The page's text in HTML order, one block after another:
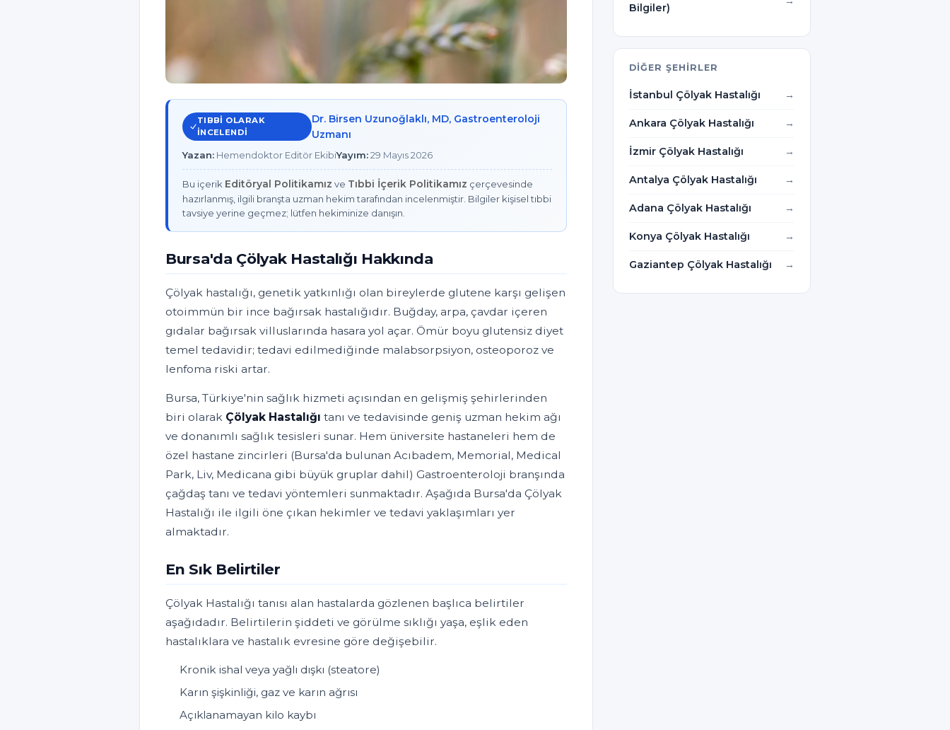
TIBBI OLARAK
INCELENDI
Dr. Birsen Uzunoğlaklı, MD, Gastroenteroloji
Uzmanı
Yazan: Hemendoktor Editör EkibiYayım:29 Mayıs 2026
Bu içerik Editöryal Politikamız ve Tıbbi İçerik Politikamız çerçevesinde
hazırlanmış, ilgili branşta uzman hekim tarafından incelenmiştir. Bilgiler kişisel tıbbi
tavsiye yerine geçmez; lütfen hekiminize danışın.
Bursa'da Çölyak Hastalığı Hakkında
Çölyak hastalığı, genetik yatkınlığı olan bireylerde glutene karşı gelişen
otoimmün bir ince bağırsak hastalığıdır. Buğday, arpa, çavdar içeren
gıdalar bağırsak villuslarında hasara yol açar. Ömür boyu glutensiz diyet
temel tedavidir; tedavi edilmediğinde malabsorpsiyon, osteoporoz ve
lenfoma riski artar.
Bursa, Türkiye'nin sağlık hizmeti açısından en gelişmiş şehirlerinden
biri olarak Çölyak Hastalığı tanı ve tedavisinde geniş uzman hekim ağı
ve donanımlı sağlık tesisleri sunar. Hem üniversite hastaneleri hem de
özel hastane zincirleri (Bursa'da bulunan Acıbadem, Memorial, Medical
Park, Liv, Medicana gibi büyük gruplar dahil) Gastroenteroloji branşında
çağdaş tanı ve tedavi yöntemleri sunmaktadır. Aşağıda Bursa'da Çölyak
Hastalığı ile ilgili öne çıkan hekimler ve tedavi yaklaşımları yer
almaktadır.
En Sık Belirtiler
Çölyak Hastalığı tanısı alan hastalarda gözlenen başlıca belirtiler
aşağıdadır. Belirtilerin şiddeti ve görülme sıklığı yaşa, eşlik eden
hastalıklara ve hastalık evresine göre değişebilir.
Kronik ishal veya yağlı dışkı (steatore)
Karın şişkinliği, gaz ve karın ağrısı
Açıklanamayan kilo kaybı
Bilgiler)
DIĞER ŞEHIRLER
İstanbul Çölyak Hastalığı
Ankara Çölyak Hastalığı
İzmir Çölyak Hastalığı
Antalya Çölyak Hastalığı
Adana Çölyak Hastalığı
Konya Çölyak Hastalığı
Gaziantep Çölyak Hastalığı